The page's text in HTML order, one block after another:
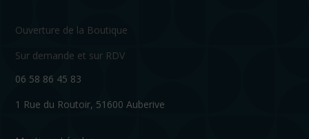
Ouverture de la Boutique
Sur demande et sur RDV
06 58 86 45 83
1 Rue du Routoir, 51600 Auberive